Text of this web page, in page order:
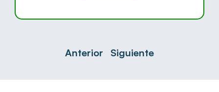
Anterior Siguiente